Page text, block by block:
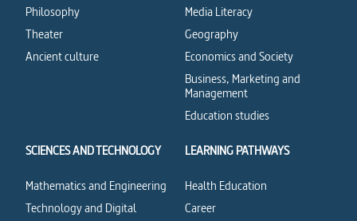
Philosophy
Theater
Ancient culture
Media Literacy
Geography
Economics and Society
Business, Marketing and
Management
Education studies
SCIENCES AND TECHNOLOGY
Mathematics and Engineering
Technology and Digital
LEARNING PATHWAYS
Health Education
Career